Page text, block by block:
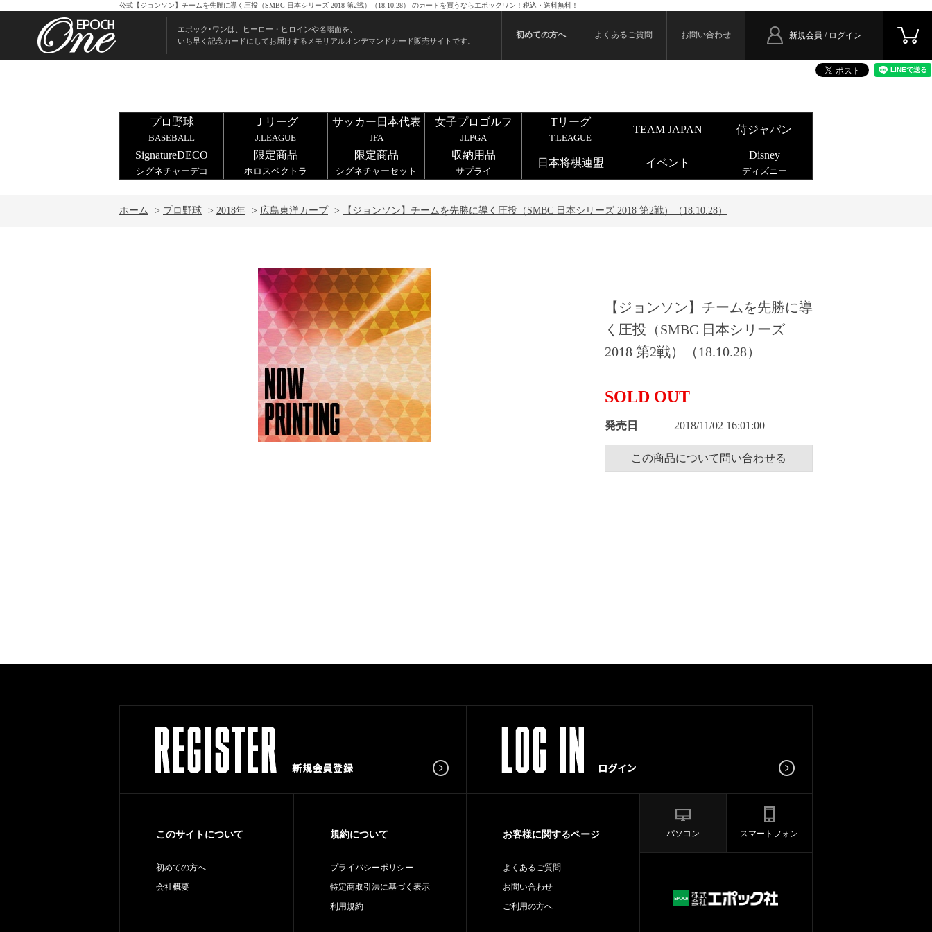
公式【ジョンソン】チームを先勝に導く圧投（SMBC 日本シリーズ 2018 第2戦）（18.10.28） のカードを買うならエポックワン！税込・送料無料！
エポック･ワンは、ヒーロー・ヒロインや名場面を、
いち早く記念カードにしてお届けするメモリアルオンデマンドカード販売サイトです。
新規会員 / ログイン
初めての方へ よくあるご質問 お問い合わせ
プロ野球
BASEBALL
Ｊリーグ
J.LEAGUE
サッカー日本代表
JFA
女子プロゴルフ
JLPGA
Tリーグ
T.LEAGUE
TEAM JAPAN 侍ジャパン
SignatureDECO
シグネチャーデコ
限定商品
ホロスペクトラ
限定商品
シグネチャーセット
収納用品
サプライ
日本将棋連盟 イベント
Disney
ディズニー
ホーム > プロ野球 > 2018年 > 広島東洋カープ > 【ジョンソン】チームを先勝に導く圧投（SMBC 日本シリーズ 2018 第2戦）（18.10.28）
【ジョンソン】チームを先勝に導
く圧投（SMBC 日本シリーズ
2018 第2戦）（18.10.28）
SOLD OUT
発売日 2018/11/02 16:01:00
この商品について問い合わせる
このサイトについて
初めての方へ
会社概要
規約について
プライバシーポリシー
特定商取引法に基づく表示
利用規約
お客様に関するページ
よくあるご質問
お問い合わせ
ご利用の方へ
パソコン スマートフォン